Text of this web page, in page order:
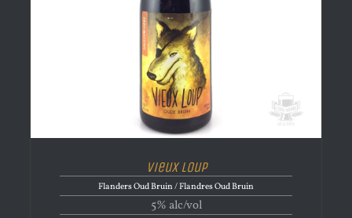
Vieux Loup
Flanders Oud Bruin / Flandres Oud Bruin
5% alc/vol